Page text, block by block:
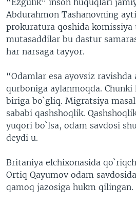
“Ezgulik” inson huquqlari
Abdurahmon Tashanovning
prokuratura qoshida
mutasaddilar bu dastur
har narsaga tayyor.
“Odamlar esa ayovsiz ravishda
qurboniga aylanmoqda.
biriga bo`gliq. Migratsiya
sababi qashshoqlik.
yuqori bo`lsa, odam savdosi
deydi u.
Britaniya elchixonasida
Ortiq Qayumov odam
qamoq jazosiga hukm qilingan.